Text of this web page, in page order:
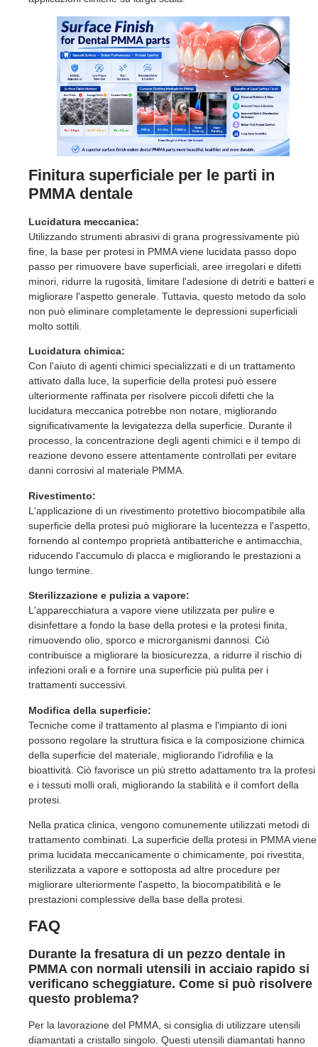
Finitura superficiale per le parti in
PMMA dentale
Lucidatura meccanica:
Utilizzando strumenti abrasivi di grana progressivamente più
fine, la base per protesi in PMMA viene lucidata passo dopo
passo per rimuovere bave superficiali, aree irregolari e difetti
minori, ridurre la rugosità, limitare l'adesione di detriti e batteri e
migliorare l'aspetto generale. Tuttavia, questo metodo da solo
non può eliminare completamente le depressioni superficiali
molto sottili.
Lucidatura chimica:
Con l'aiuto di agenti chimici specializzati e di un trattamento
attivato dalla luce, la superficie della protesi può essere
ulteriormente raffinata per risolvere piccoli difetti che la
lucidatura meccanica potrebbe non notare, migliorando
significativamente la levigatezza della superficie. Durante il
processo, la concentrazione degli agenti chimici e il tempo di
reazione devono essere attentamente controllati per evitare
danni corrosivi al materiale PMMA.
Rivestimento:
L'applicazione di un rivestimento protettivo biocompatibile alla
superficie della protesi può migliorare la lucentezza e l'aspetto,
fornendo al contempo proprietà antibatteriche e antimacchia,
riducendo l'accumulo di placca e migliorando le prestazioni a
lungo termine.
Sterilizzazione e pulizia a vapore:
L'apparecchiatura a vapore viene utilizzata per pulire e
disinfettare a fondo la base della protesi e la protesi finita,
rimuovendo olio, sporco e microrganismi dannosi. Ciò
contribuisce a migliorare la biosicurezza, a ridurre il rischio di
infezioni orali e a fornire una superficie più pulita per i
trattamenti successivi.
Modifica della superficie:
Tecniche come il trattamento al plasma e l'impianto di ioni
possono regolare la struttura fisica e la composizione chimica
della superficie del materiale, migliorando l'idrofilia e la
bioattività. Ciò favorisce un più stretto adattamento tra la protesi
e i tessuti molli orali, migliorando la stabilità e il comfort della
protesi.
Nella pratica clinica, vengono comunemente utilizzati metodi di
trattamento combinati. La superficie della protesi in PMMA viene
prima lucidata meccanicamente o chimicamente, poi rivestita,
sterilizzata a vapore e sottoposta ad altre procedure per
migliorare ulteriormente l'aspetto, la biocompatibilità e le
prestazioni complessive della base della protesi.
FAQ
Durante la fresatura di un pezzo dentale in
PMMA con normali utensili in acciaio rapido si
verificano scheggiature. Come si può risolvere
questo problema?
Per la lavorazione del PMMA, si consiglia di utilizzare utensili
diamantati a cristallo singolo. Questi utensili diamantati hanno